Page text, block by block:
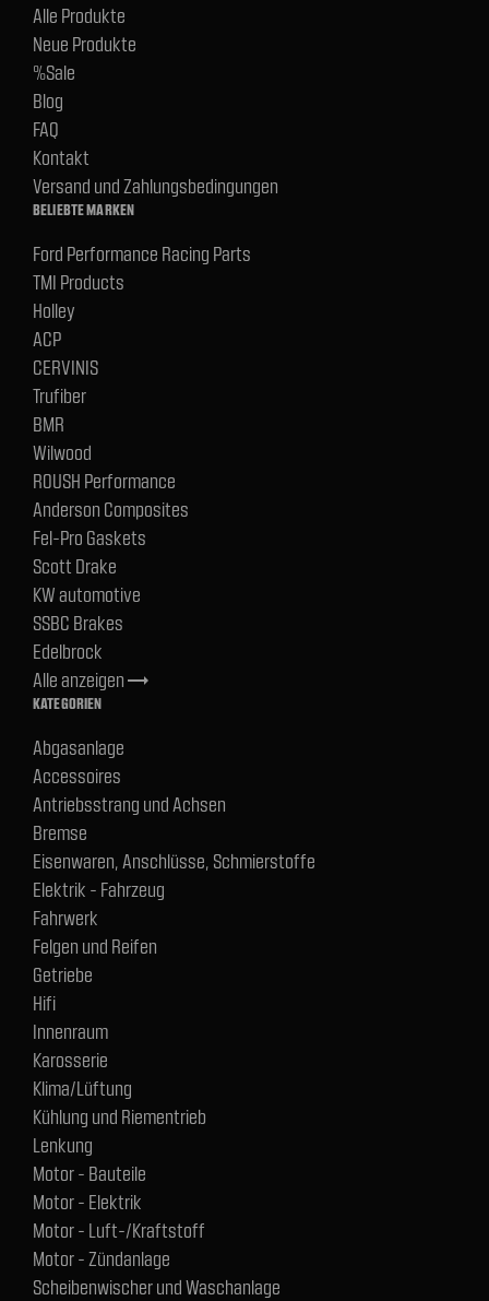
Alle Produkte
Neue Produkte
%Sale
Blog
FAQ
Kontakt
Versand und Zahlungsbedingungen
BELIEBTE MARKEN
Ford Performance Racing Parts
TMI Products
Holley
ACP
CERVINIS
Trufiber
BMR
Wilwood
ROUSH Performance
Anderson Composites
Fel-Pro Gaskets
Scott Drake
KW automotive
SSBC Brakes
Edelbrock
Alle anzeigentrending_flat
KATEGORIEN
Abgasanlage
Accessoires
Antriebsstrang und Achsen
Bremse
Eisenwaren, Anschlüsse, Schmierstoffe
Elektrik - Fahrzeug
Fahrwerk
Felgen und Reifen
Getriebe
Hifi
Innenraum
Karosserie
Klima/Lüftung
Kühlung und Riementrieb
Lenkung
Motor - Bauteile
Motor - Elektrik
Motor - Luft-/Kraftstoff
Motor - Zündanlage
Scheibenwischer und Waschanlage